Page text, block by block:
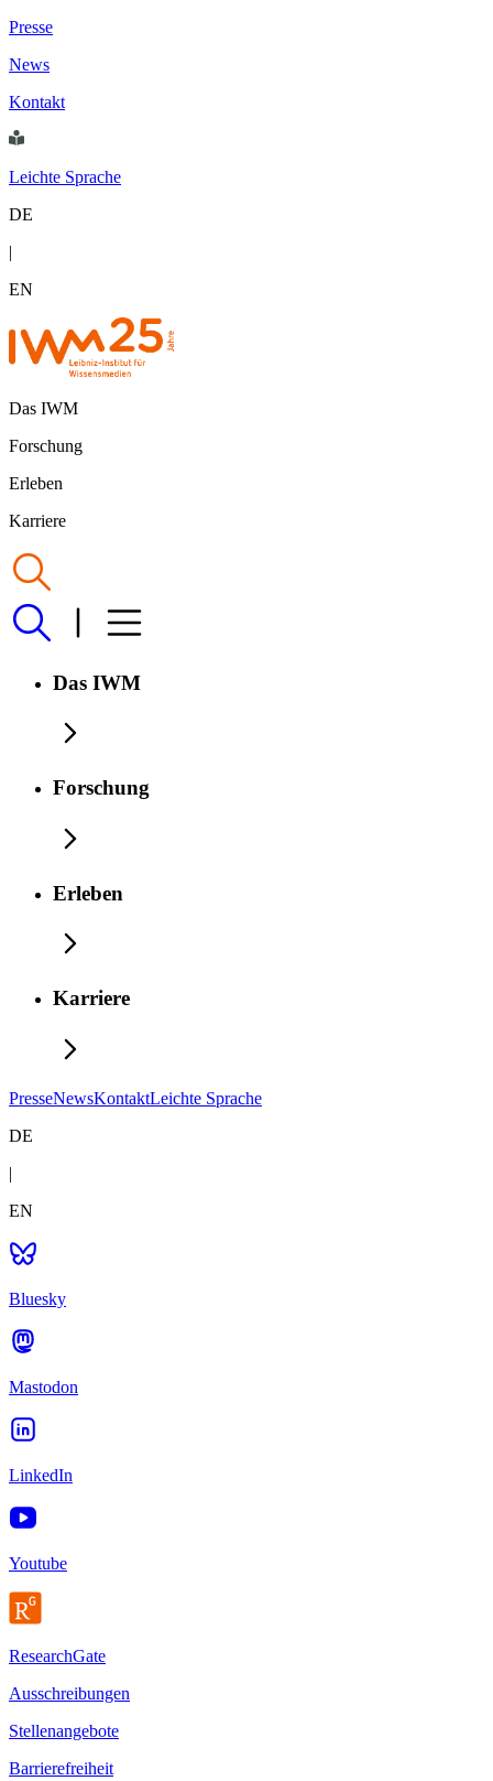
Presse
News
Kontakt
Leichte Sprache
DE
|
EN
Das IWM
Forschung
Erleben
Karriere
Das IWM
Forschung
Erleben
Karriere
PresseNewsKontaktLeichte Sprache
DE
|
EN
Bluesky
Mastodon
LinkedIn
Youtube
ResearchGate
Ausschreibungen
Stellenangebote
Barrierefreiheit